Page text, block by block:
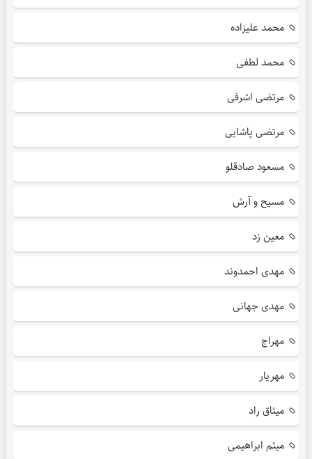
محمد علیزاده
محمد لطفی
مرتضی اشرفی
مرتضی پاشایی
مسعود صادقلو
مسیح و آرش
معین زد
مهدی احمدوند
مهدی جهانی
مهراج
مهریار
میثاق راد
میثم ابراهیمی